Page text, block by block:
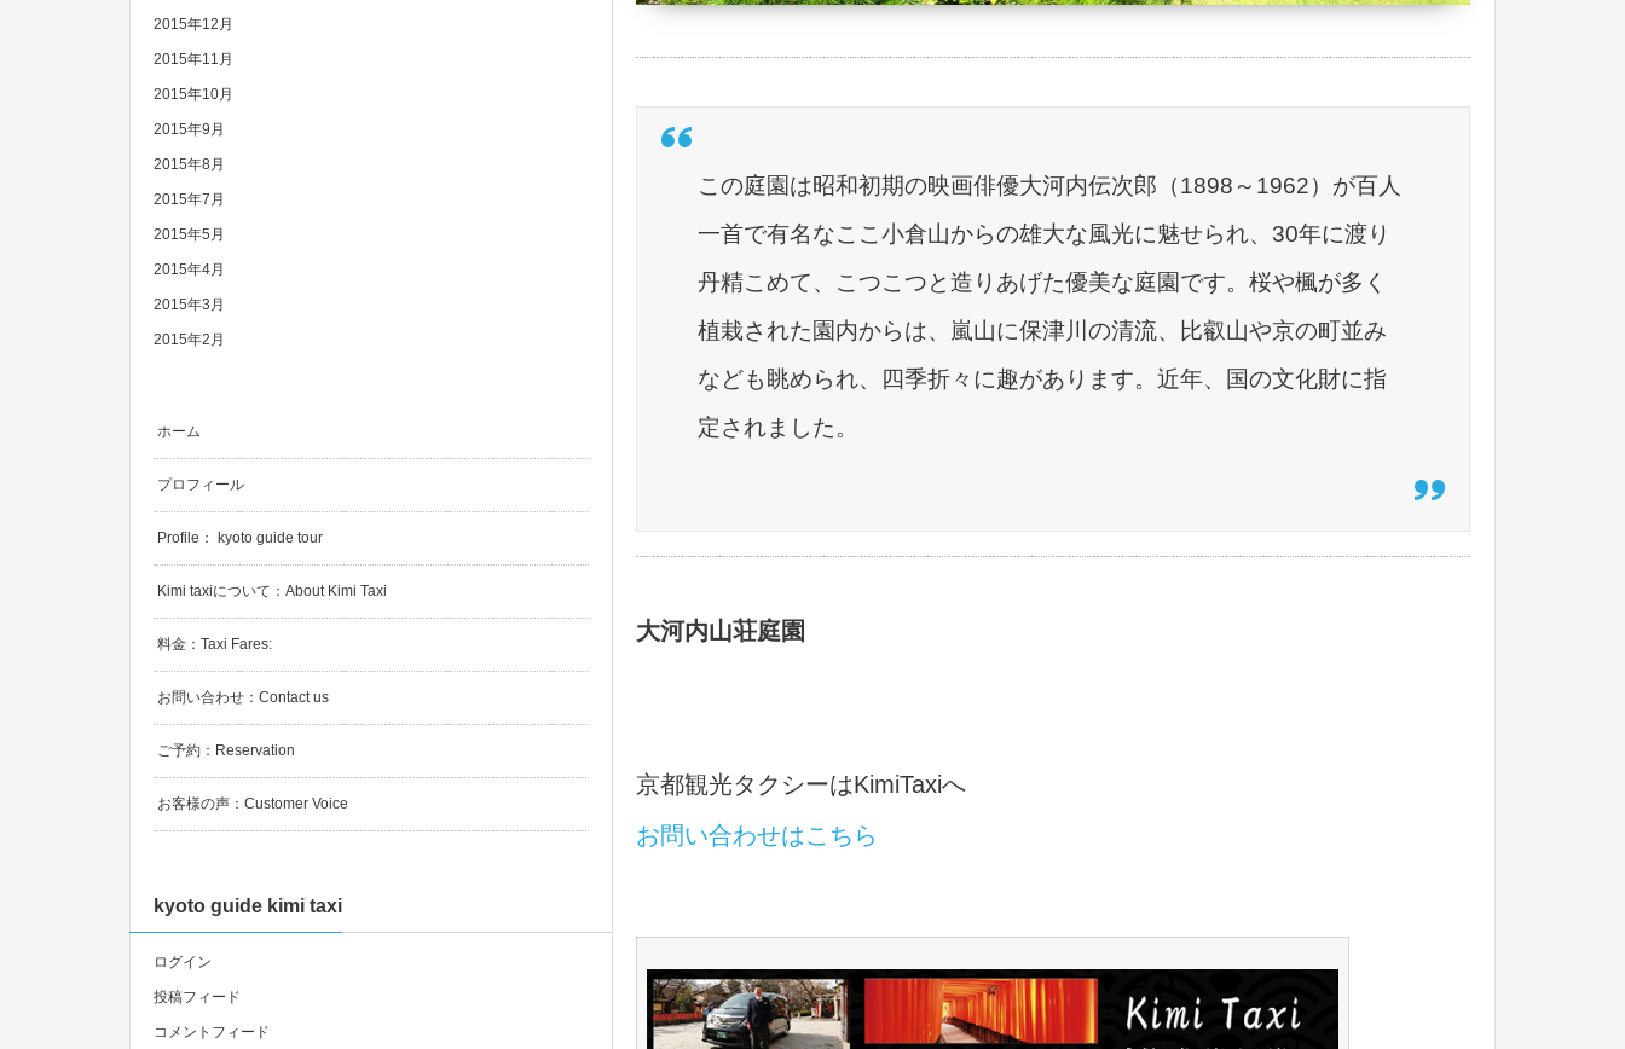
この庭園は昭和初期の映画俳優大河内伝次郎（1898～1962）が百人
一首で有名なここ小倉山からの雄大な風光に魅せられ、30年に渡り
丹精こめて、こつこつと造りあげた優美な庭園です。桜や楓が多く
植栽された園内からは、嵐山に保津川の清流、比叡山や京の町並み
なども眺められ、四季折々に趣があります。近年、国の文化財に指
定されました。
大河内山荘庭園
京都観光タクシーはKimiTaxiへ
お問い合わせはこちら
2015年12月
2015年11月
2015年10月
2015年9月
2015年8月
2015年7月
2015年5月
2015年4月
2015年3月
2015年2月
ホーム
プロフィール
Profile： kyoto guide tour
Kimi taxiについて：About Kimi Taxi
料金：Taxi Fares:
お問い合わせ：Contact us
ご予約：Reservation
お客様の声：Customer Voice
kyoto guide kimi taxi
ログイン
投稿フィード
コメントフィード